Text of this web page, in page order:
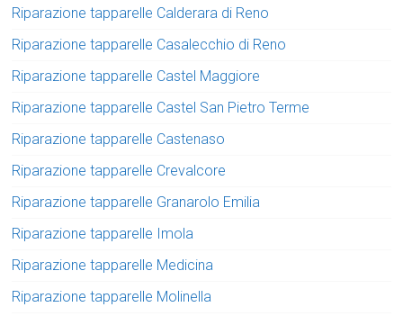
Riparazione tapparelle Calderara di Reno
Riparazione tapparelle Casalecchio di Reno
Riparazione tapparelle Castel Maggiore
Riparazione tapparelle Castel San Pietro Terme
Riparazione tapparelle Castenaso
Riparazione tapparelle Crevalcore
Riparazione tapparelle Granarolo Emilia
Riparazione tapparelle Imola
Riparazione tapparelle Medicina
Riparazione tapparelle Molinella